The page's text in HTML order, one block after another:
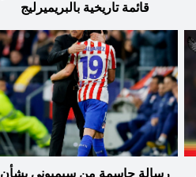
قائمة تاريخية بالبريميرليج
رسالة حاسمة من سيميوني بشأن